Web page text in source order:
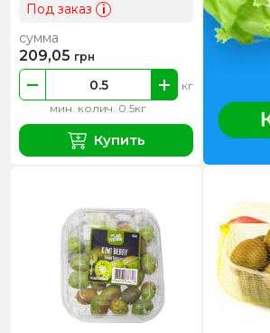
Под заказ i
мин. колич. 0.5кг
кг
сумма
209,05 грн
Купить